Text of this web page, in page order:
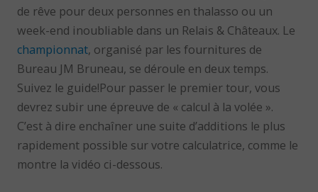
de rêve pour deux personnes en thalasso ou un
week-end inoubliable dans un Relais & Châteaux. Le
championnat, organisé par les fournitures de
Bureau JM Bruneau, se déroule en deux temps.
Suivez le guide!Pour passer le premier tour, vous
devrez subir une épreuve de « calcul à la volée ».
C’est à dire enchaîner une suite d’additions le plus
rapidement possible sur votre calculatrice, comme le
montre la vidéo ci-dessous.